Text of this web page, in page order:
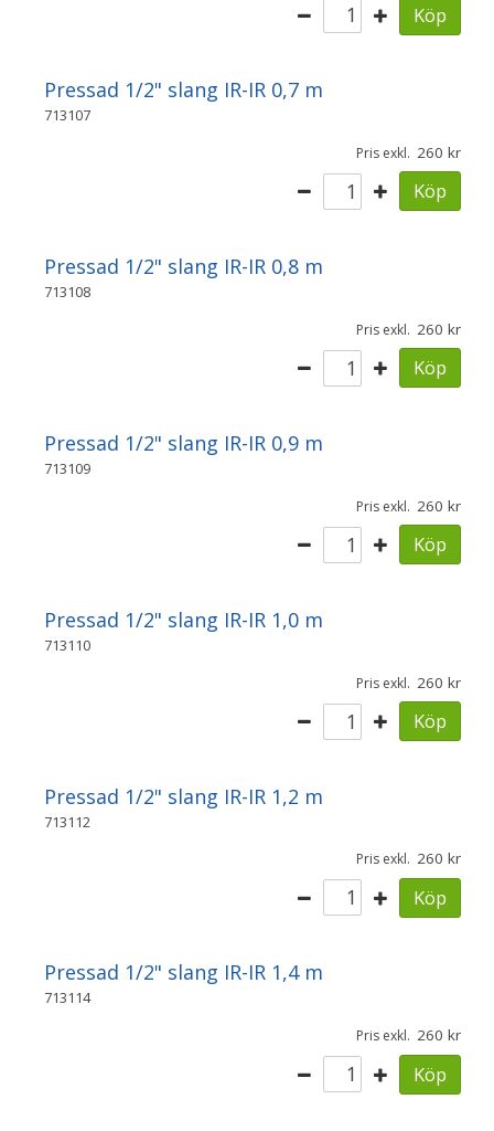
Köp
Pressad 1/2" slang IR-IR 0,7 m
713107
Pris exkl. 260
Köp
Pressad 1/2" slang IR-IR 0,8 m
713108
Pris exkl. 260
Köp
Pressad 1/2" slang IR-IR 0,9 m
713109
Pris exkl. 260
Köp
Pressad 1/2" slang IR-IR 1,0 m
713110
Pris exkl. 260
Köp
Pressad 1/2" slang IR-IR 1,2 m
713112
Pris exkl. 260
Köp
Pressad 1/2" slang IR-IR 1,4 m
713114
Pris exkl. 260
Köp